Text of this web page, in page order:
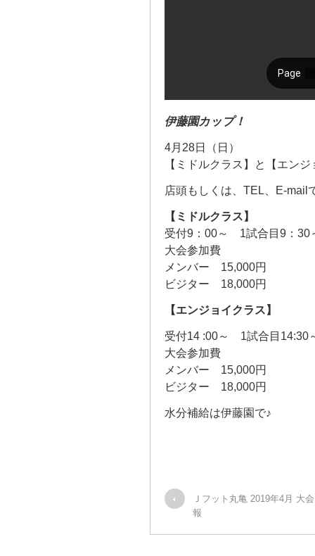
伊藤園カップ！
4月28日（日）
【ミドルクラス】と【エン
店頭もしくは、TEL、E-mail
【ミドルクラス】
受付9：00～ 1試合目9：30
大会参加費
メンバー 15,000円
ビジター 18,000円
【エンジョイクラス】
受付14 :00～ 1試合目14:30
大会参加費
メンバー 15,000円
ビジター 18,000円
水分補給は伊藤園で♪
Ｊフット丸亀 2019年4月 大
報